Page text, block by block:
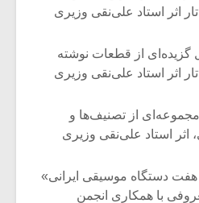
اثر استاد علی‌نقی وزیری
از قطعات نوشته
اثر استاد علی‌نقی وزیری
از تصنیف‌ها و
استاد علی‌نقی وزیری
دستگاه موسیقی ایرانی»
با همکاری انجمن